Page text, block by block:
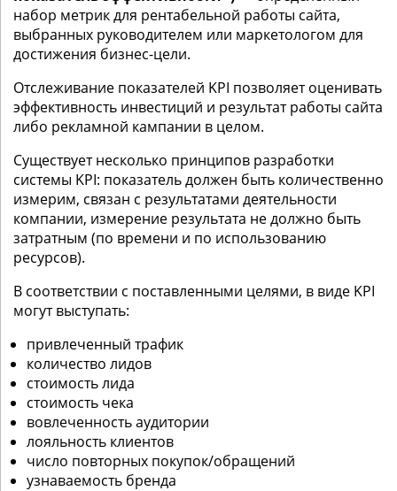
набор метрик для рентабельной работы сайта,
выбранных руководителем или маркетологом для
достижения бизнес-цели.
Отслеживание показателей KPI позволяет оценивать
эффективность инвестиций и результат работы сайта
либо рекламной кампании в целом.
Существует несколько принципов разработки
системы KPI: показатель должен быть количественно
измерим, связан с результатами деятельности
компании, измерение результата не должно быть
затратным (по времени и по использованию
ресурсов).
В соответствии с поставленными целями, в виде KPI
могут выступать:
привлеченный трафик
количество лидов
стоимость лида
стоимость чека
вовлеченность аудитории
лояльность клиентов
число повторных покупок/обращений
узнаваемость бренда